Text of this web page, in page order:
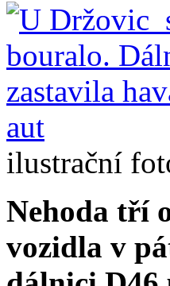
ilustrační
Nehoda tří
vozidla v